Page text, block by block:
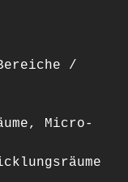
/
Micro-